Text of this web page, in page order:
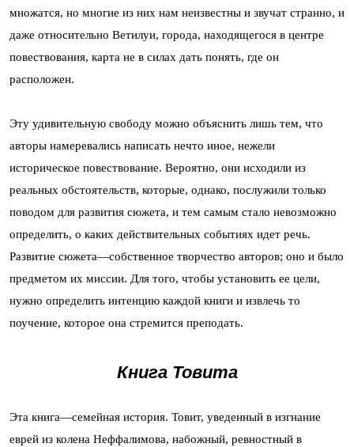
множатся, но многие из них нам неизвестны и звучат странно, и
даже относительно Ветилуи, города, находящегося в центре
повествования, карта не в силах дать понять, где он
расположен.
Эту удивительную свободу можно объяснить лишь тем, что
авторы намеревались написать нечто иное, нежели
историческое повествование. Вероятно, они исходили из
реальных обстоятельств, которые, однако, послужили только
поводом для развития сюжета, и тем самым стало невозможно
определить, о каких действительных событиях идет речь.
Развитие сюжета—собственное творчество авторов; оно и было
предметом их миссии. Для того, чтобы установить ее цели,
нужно определить интенцию каждой книги и извлечь то
поучение, которое она стремится преподать.
Книга Товита
Эта книга—семейная история. Товит, уведенный в изгнание
еврей из колена Неффалимова, набожный, ревностный в